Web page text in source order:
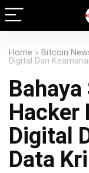
Home » Bitcoin
Digital Dan
Bahaya
Hacker
Digital
Data